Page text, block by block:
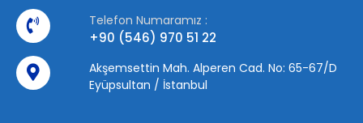
Telefon Numaramız :
+90 (546) 970 51 22
Akşemsettin Mah. Alperen Cad. No: 65-67/D
Eyüpsultan / İstanbul